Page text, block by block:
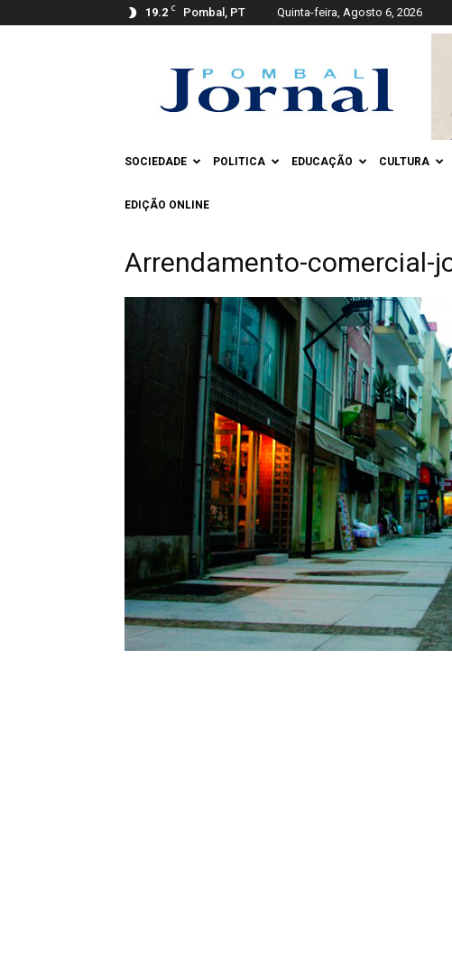
19.2 C Pombal, PT Quinta-feira, Agosto 6, 2026
Jornal
SOCIEDADE POLITICA EDUCAÇÃO CULTURA
EDIÇÃO ONLINE
Arrendamento-comercial-